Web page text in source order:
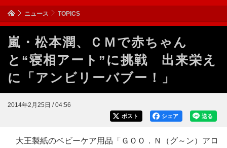
ニュース TOPICS
嵐・松本潤、ＣＭで赤ちゃん
と“寝相アート”に挑戦 出来栄え
に「アンビリーバブー！」
2014年2月25日 / 04:56
送る
シェア
ポスト
大王製紙のベビーケア用品「ＧＯＯ．Ｎ（グ～ン）アロ